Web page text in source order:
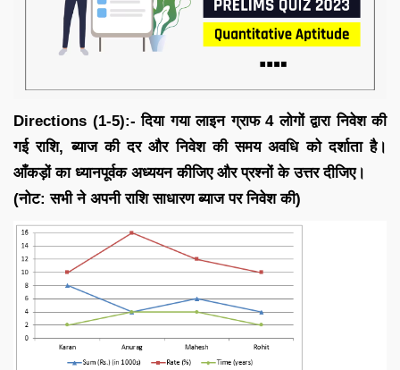
Directions (1-5):- दिया गया लाइन ग्राफ 4 लोगों द्वारा निवेश की
गई राशि, ब्याज की दर और निवेश की समय अवधि को दर्शाता है।
आँकड़ों का ध्यानपूर्वक अध्ययन कीजिए और प्रश्नों के उत्तर दीजिए।
(नोट: सभी ने अपनी राशि साधारण ब्याज पर निवेश की)